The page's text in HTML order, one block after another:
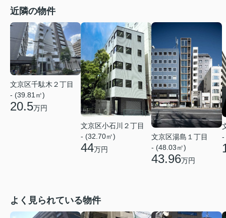
近隣の物件
文京区千駄木２丁目
- (39.81㎡)
20.5万円
文京区小石川２丁目
- (32.70㎡)
44万円
文京区湯島１丁目
- (48.03㎡)
43.96万円
-
よく見られている物件